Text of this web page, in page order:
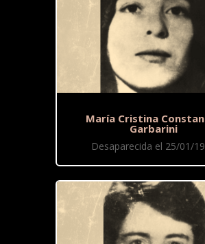
María Cristina
Garbarini
Desaparecida el 25/01/